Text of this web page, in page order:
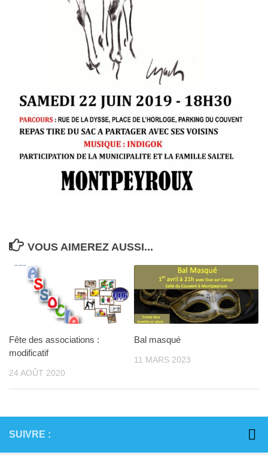
VOUS AIMEREZ AUSSI...
Fête des associations :
modificatif
24 AOÛT 2020
Bal masqué
11 MARS 2023
SUIVRE :